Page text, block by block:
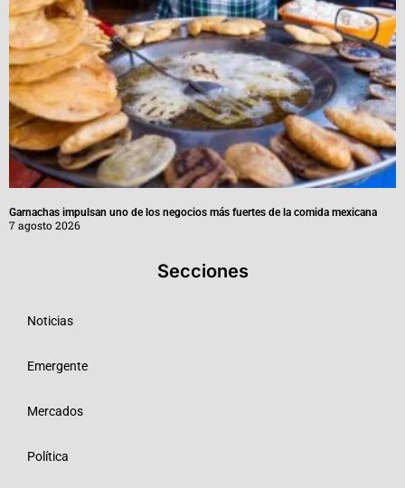
Garnachas impulsan uno de los negocios más fuertes de la comida mexicana
7 agosto 2026
Secciones
Noticias
Emergente
Mercados
Política